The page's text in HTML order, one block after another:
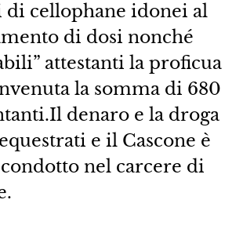
di cellophane idonei al
di dosi nonché
attestanti la proficua
la somma di 680
denaro e la droga
e il Cascone è
nel carcere di